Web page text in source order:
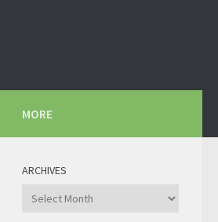
MORE
ARCHIVES
Archives